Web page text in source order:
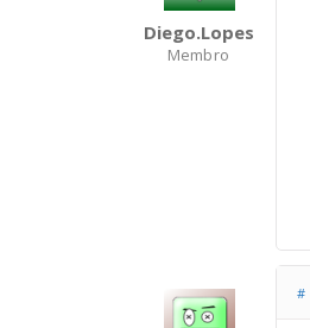
Diego.lopes
Membro
#